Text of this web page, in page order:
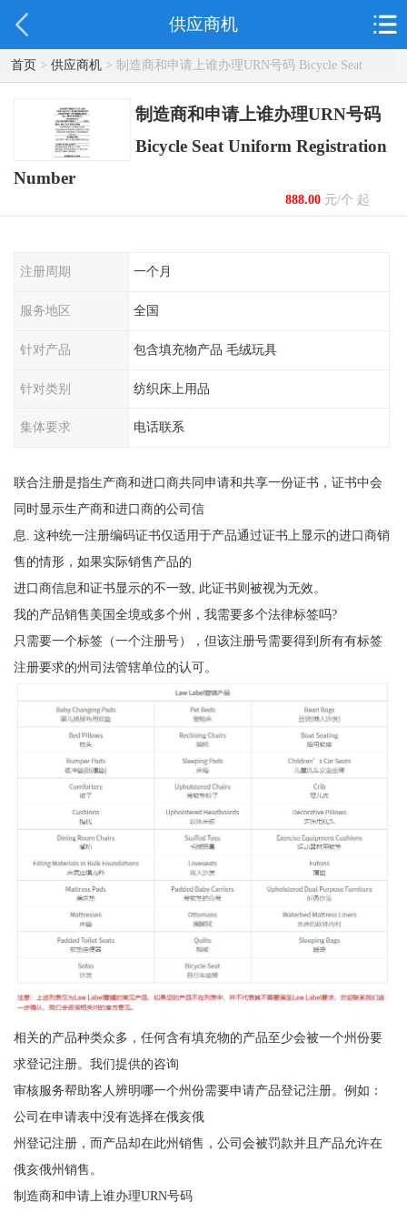
供应商机
首页> 供应商机> 制造商和申请上谁办理URN号码 Bicycle Seat
Uniform Registration Number
制造商和申请上谁办理URN号码
Bicycle Seat Uniform Registration
Number
888.00元/个 起
注册周期 一个月
服务地区 全国
针对产品 包含填充物产品 毛绒玩具
针对类别 纺织床上用品
集体要求 电话联系
联合注册是指生产商和进口商共同申请和共享一份证书，证书中会
同时显示生产商和进口商的公司信
息. 这种统一注册编码证书仅适用于产品通过证书上显示的进口商销
售的情形，如果实际销售产品的
进口商信息和证书显示的不一致, 此证书则被视为无效。
我的产品销售美国全境或多个州，我需要多个法律标签吗?
只需要一个标签（一个注册号），但该注册号需要得到所有有标签
注册要求的州司法管辖单位的认可。
相关的产品种类众多，任何含有填充物的产品至少会被一个州份要
求登记注册。我们提供的咨询
审核服务帮助客人辨明哪一个州份需要申请产品登记注册。例如：
公司在申请表中没有选择在俄亥俄
州登记注册，而产品却在此州销售，公司会被罚款并且产品允许在
俄亥俄州销售。
制造商和申请上谁办理URN号码